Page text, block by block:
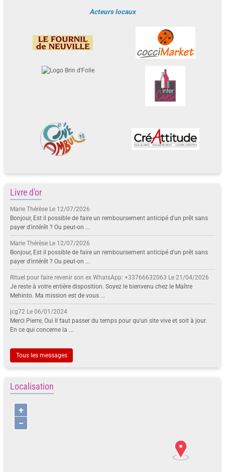
Acteurs locaux
Livre d'or
Marie Thérèse Le 12/07/2026
Bonjour, Est il possible de faire un remboursement anticipé d'un prêt sans
payer d'intérêt ? Ou peut-on ...
Marie Thérèse Le 12/07/2026
Bonjour, Est il possible de faire un remboursement anticipé d'un prêt sans
payer d'intérêt ? Ou peut-on ...
Rituel pour faire revenir son ex WhatsApp: +33766632063 Le 21/04/2026
Je reste à votre entière disposition. Soyez le bienvenu chez le Maître
Mehinto. Ma mission est de vous ...
jcg72 Le 06/01/2024
Merci Pierre, Oui Il faut passer du temps pour qu'un site vive et soit à jour.
En ce qui concerne la ...
Tous les messages
Localisation
+
−